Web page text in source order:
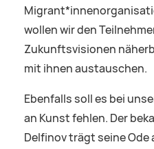
wollen wir den
Zukunftsvisionen
mit ihnen austauschen.
Ebenfalls soll es bei
an Kunst fehlen. Der
Delfinov trägt seine